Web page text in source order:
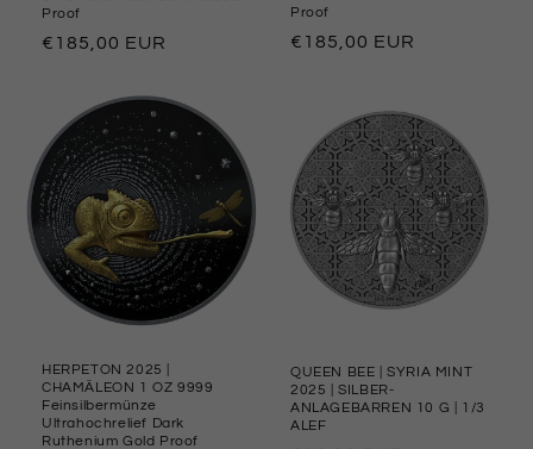
Proof
Normaler
€185,00 EUR
Proof
Normaler
€185,00 EUR
HERPETON 2025 |
CHAMÄLEON 1 OZ 9999
Feinsilbermünze
Ultrahochrelief Dark
Ruthenium Gold Proof
QUEEN BEE | SYRIA MINT
2025 | SILBER-
ANLAGEBARREN 10 G | 1/3
ALEF